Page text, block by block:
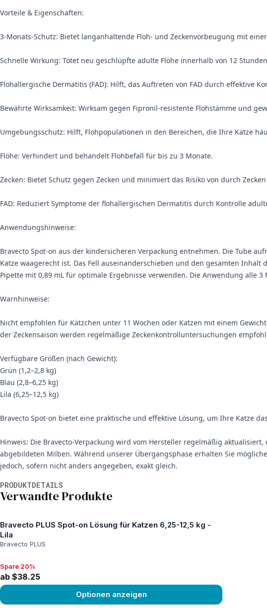
Vorteile & Eigenschaften:
3-Monats-Schutz: Bietet langanhaltende Floh- und Zeckenvorbeugung mit
Schnelle Wirkung: Tötet neu geschlüpfte adulte Flöhe innerhalb von 12
Flohallergische Dermatitis (FAD): Hilft, das Auftreten von FAD durch effektive
Bewährte Wirksamkeit: Wirksam gegen Fipronil-resistente Flohstämme und
Umgebungsschutz: Hilft, Flohpopulationen in den Bereichen, die Ihre Katze
Flöhe: Verhindert und behandelt Flohbefall für bis zu 3 Monate.
Zecken: Bietet Schutz gegen Zecken und minimiert das Risiko von durch
FAD: Reduziert Symptome der flohallergischen Dermatitis durch Kontrolle
Anwendungshinweise:
Bravecto Spot-on aus der kindersicheren Verpackung entnehmen. Die Tube
Katze waagerecht ist. Das Fell auseinanderschieben und den gesamten
Pipette mit 0,89 mL für optimale Ergebnisse verwenden. Die Anwendung alle
Warnhinweise:
Nicht empfohlen für Kätzchen unter 11 Wochen oder Katzen mit einem
der Zeckensaison werden regelmäßige Zeckenkontrolluntersuchungen
Verfügbare Größen (nach Gewicht):
Grün (1,2–2,8 kg)
Blau (2,8–6,25 kg)
Lila (6,25–12,5 kg)
Bravecto Spot-on bietet eine praktische und effektive Lösung, um Ihre Katze
Hinweis: Die Bravecto-Verpackung wird vom Hersteller regelmäßig
abgebildeten Milben. Während unserer Übergangsphase erhalten Sie
jedoch, sofern nicht anders angegeben, exakt gleich.
PRODUKTDETAILS
Verwandte Produkte
Bravecto PLUS Spot-on Lösung für Katzen 6,25-12,5 kg -
Lila
Bravecto PLUS
Spare 20%, ab $38.25
Spare 20%
ab $38.25
Optionen anzeigen